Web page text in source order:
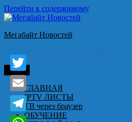
Перейти к содержимому
Мегабайт Новостей
Меню
ГЛАВНАЯ
IPTV ЛИСТЫ
ТВ через браузер
ОБУЧЕНИЕ
Twitter
Email
Telegram